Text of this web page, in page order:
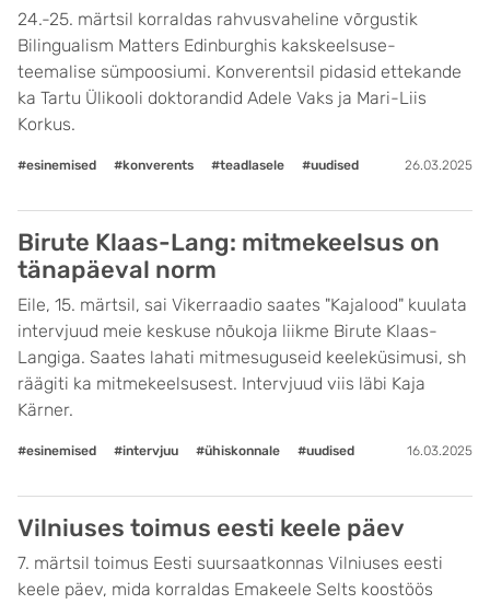
24.-25. märtsil korraldas rahvusvaheline võrgustik
Bilingualism Matters Edinburghis kakskeelsuse-
teemalise sümpoosiumi. Konverentsil pidasid ettekande
ka Tartu Ülikooli doktorandid Adele Vaks ja Mari-Liis
Korkus.
#esinemised #konverents #teadlasele #uudised 26.03.2025
Birute Klaas-Lang: mitmekeelsus on
tänapäeval norm
Eile, 15. märtsil, sai Vikerraadio saates "Kajalood" kuulata
intervjuud meie keskuse nõukoja liikme Birute Klaas-
Langiga. Saates lahati mitmesuguseid keeleküsimusi, sh
räägiti ka mitmekeelsusest. Intervjuud viis läbi Kaja
Kärner.
#esinemised #intervjuu #ühiskonnale #uudised 16.03.2025
Vilniuses toimus eesti keele päev
7. märtsil toimus Eesti suursaatkonnas Vilniuses eesti
keele päev, mida korraldas Emakeele Selts koostöös